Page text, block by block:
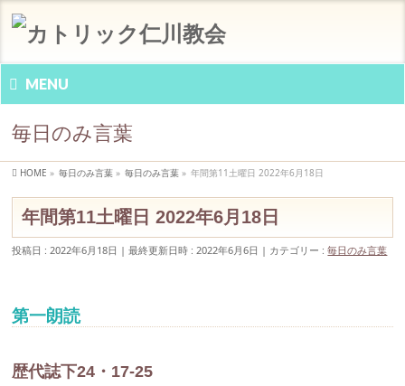
MENU
毎日のみ言葉
HOME » 毎日のみ言葉 » 毎日のみ言葉 » 年間第11土曜日 2022年6月18日
年間第11土曜日 2022年6月18日
投稿日 : 2022年6月18日 最終更新日時 : 2022年6月6日 カテゴリー :毎日のみ言葉
第一朗読
歴代誌下24・17-25